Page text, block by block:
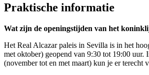
Praktische informatie
Wat zijn de openingstijden van het
Het Real Alcazar paleis in Sevilla is in het
met oktober) geopend van 9:30 tot 19:00 uur.
(november tot en met maart) kun je er terecht